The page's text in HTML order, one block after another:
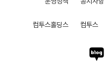
컴투스홀딩스 컴투스